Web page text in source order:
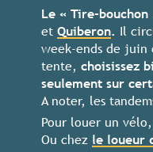
Le « Tire-bouchon
et Quiberon. Il
week-ends de juin
tente, choisissez
seulement sur
A noter, les
Pour louer un
Ou chez le loueur